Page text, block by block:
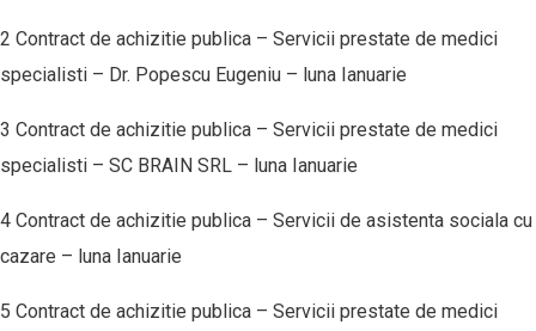
2 Contract de achizitie publica – Servicii prestate de medici
specialisti – Dr. Popescu Eugeniu – luna Ianuarie
3 Contract de achizitie publica – Servicii prestate de medici
specialisti – SC BRAIN SRL – luna Ianuarie
4 Contract de achizitie publica – Servicii de asistenta sociala cu
cazare – luna Ianuarie
5 Contract de achizitie publica – Servicii prestate de medici